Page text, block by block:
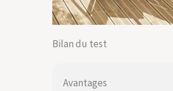
Bilan du test
Avantages